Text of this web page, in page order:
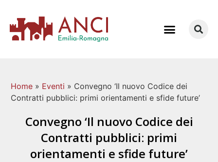
Home » Eventi » Convegno ‘Il nuovo Codice dei
Contratti pubblici: primi orientamenti e sfide future’
Convegno ‘Il nuovo Codice dei
Contratti pubblici: primi
orientamenti e sfide future’